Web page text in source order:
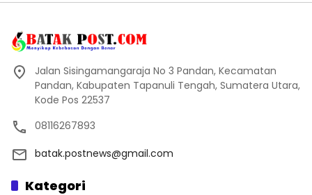
Jalan Sisingamangaraja No 3 Pandan, Kecamatan
Pandan, Kabupaten Tapanuli Tengah, Sumatera Utara,
Kode Pos 22537
08116267893
batak.postnews@gmail.com
Kategori